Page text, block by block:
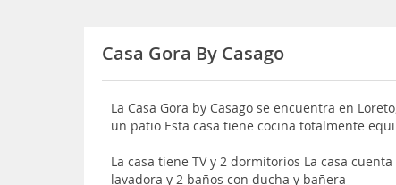
Casa Gora By Casago
La Casa Gora by Casago se encuentra en
un patio Esta casa tiene cocina totalmente
La casa tiene TV y 2 dormitorios La casa
lavadora y 2 baños con ducha y bañera